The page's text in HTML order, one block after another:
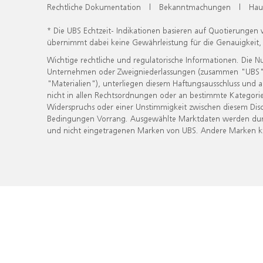
Rechtliche Dokumentation | Bekanntmachungen |
* Die UBS Echtzeit- Indikationen basieren auf
übernimmt dabei keine Gewährleistung für die
Wichtige rechtliche und regulatorische Informationen. Die
Unternehmen oder Zweigniederlassungen (zusammen
"Materialien"), unterliegen diesem Haftungsausschluss
nicht in allen Rechtsordnungen oder an bestimmte
Widerspruchs oder einer Unstimmigkeit zwischen diesem
Bedingungen Vorrang. Ausgewählte Marktdaten werden
und nicht eingetragenen Marken von UBS. Andere Marken